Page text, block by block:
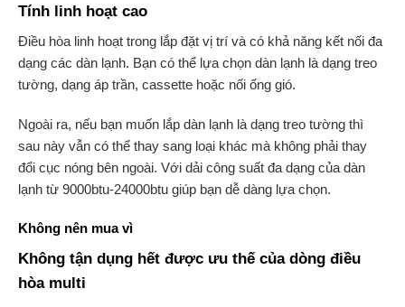
Tính linh hoạt cao
Điều hòa linh hoạt trong lắp đặt vị trí và có khả năng kết nối đa
dạng các dàn lạnh. Bạn có thể lựa chọn dàn lạnh là dạng treo
tường, dạng áp trần, cassette hoặc nối ống gió.
Ngoài ra, nếu bạn muốn lắp dàn lạnh là dạng treo tường thì
sau này vẫn có thể thay sang loại khác mà không phải thay
đổi cục nóng bên ngoài. Với dải công suất đa dạng của dàn
lạnh từ 9000btu-24000btu giúp bạn dễ dàng lựa chọn.
Không nên mua vì
Không tận dụng hết được ưu thế của dòng điều
hòa multi